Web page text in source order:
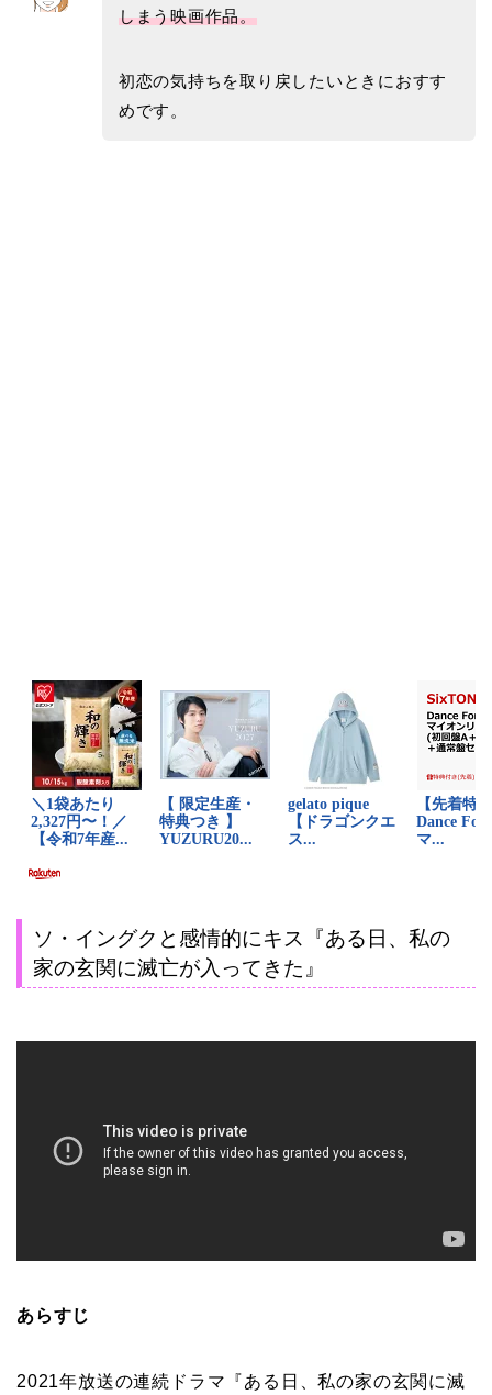
しまう映画作品。
初恋の気持ちを取り戻したいときにおすす
めです。
ソ・イングクと感情的にキス『ある日、私の
家の玄関に滅亡が入ってきた』
あらすじ
2021年放送の連続ドラマ『ある日、私の家の玄関に滅